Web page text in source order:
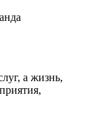
а жизнь,